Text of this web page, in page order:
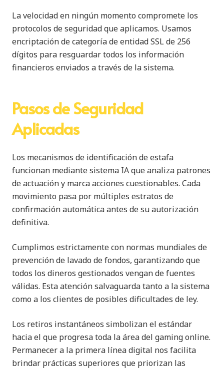
La velocidad en ningún momento compromete los
protocolos de seguridad que aplicamos. Usamos
encriptación de categoría de entidad SSL de 256
dígitos para resguardar todos los información
financieros enviados a través de la sistema.
Pasos de Seguridad
Aplicadas
Los mecanismos de identificación de estafa
funcionan mediante sistema IA que analiza patrones
de actuación y marca acciones cuestionables. Cada
movimiento pasa por múltiples estratos de
confirmación automática antes de su autorización
definitiva.
Cumplimos estrictamente con normas mundiales de
prevención de lavado de fondos, garantizando que
todos los dineros gestionados vengan de fuentes
válidas. Esta atención salvaguarda tanto a la sistema
como a los clientes de posibles dificultades de ley.
Los retiros instantáneos simbolizan el estándar
hacia el que progresa toda la área del gaming online.
Permanecer a la primera línea digital nos facilita
brindar prácticas superiores que priorizan las